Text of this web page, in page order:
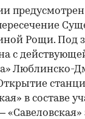
Рощи. Под
с
Люблинско-
в составе